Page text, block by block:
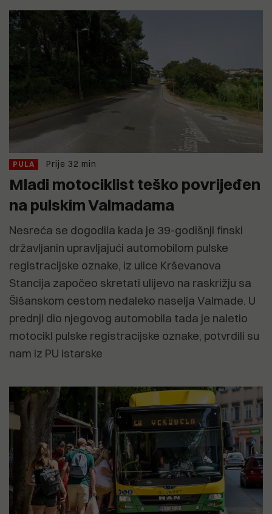
PULA Prije 32 min
Mladi motociklist teško povrijeđen
na pulskim Valmadama
Nesreća se dogodila kada je 39-godišnji finski
državljanin upravljajući automobilom pulske
registracijske oznake, iz ulice Krševanova
Stancija započeo skretati ulijevo na raskrižju sa
Šišanskom cestom nedaleko naselja Valmade. U
prednji dio njegovog automobila tada je naletio
motocikl pulske registracijske oznake, potvrdili su
nam iz PU istarske